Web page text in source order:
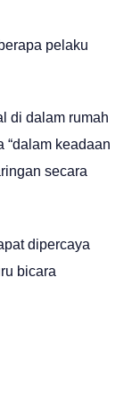
pelaku
di dalam rumah
“dalam keadaan
secara
dipercaya
bicara